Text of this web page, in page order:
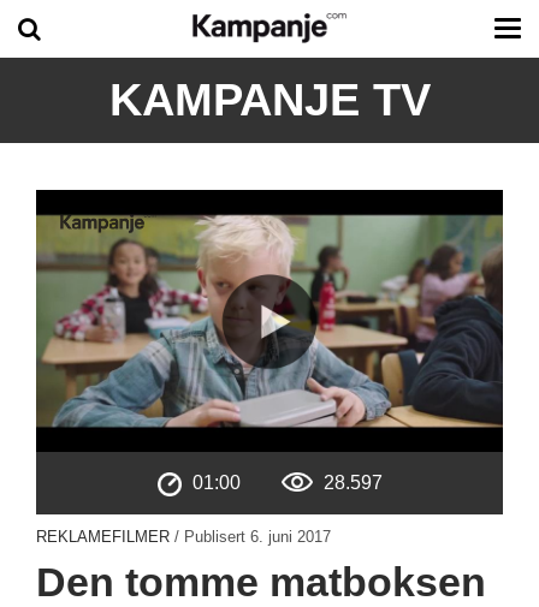
KAMPANJE TV
01:00 28.597
REKLAMEFILMER / Publisert 6. juni 2017
Den tomme matboksen